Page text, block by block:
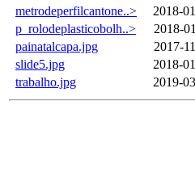
metrodeperfilcantone..>
2018-
p_rolodeplasticobolh..>
2018-
painatalcapa.jpg
2017-
slide5.jpg
2018-
trabalho.jpg
2019-